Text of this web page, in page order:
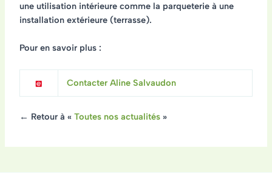
une utilisation intérieure comme la parqueterie à une
installation extérieure (terrasse).
Pour en savoir plus :
Contacter Aline Salvaudon
← Retour à « Toutes nos actualités»